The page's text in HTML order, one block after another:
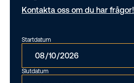
Kontakta oss om du har frågor!
Startdatum
Slutdatum